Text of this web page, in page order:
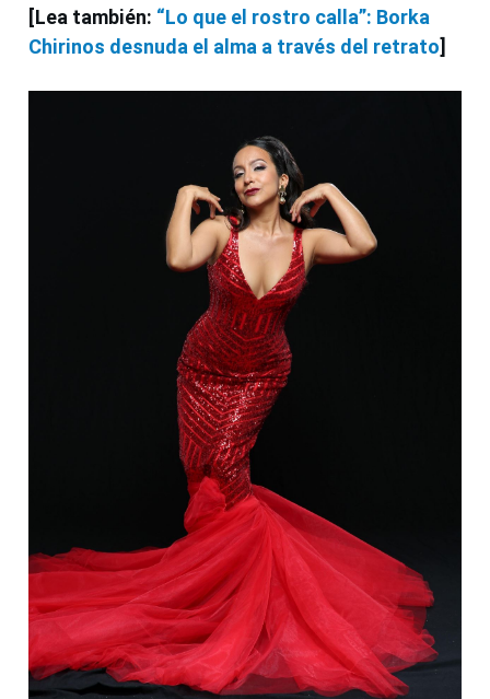
[Lea también: “Lo que el rostro calla”: Borka
Chirinos desnuda el alma a través del retrato]